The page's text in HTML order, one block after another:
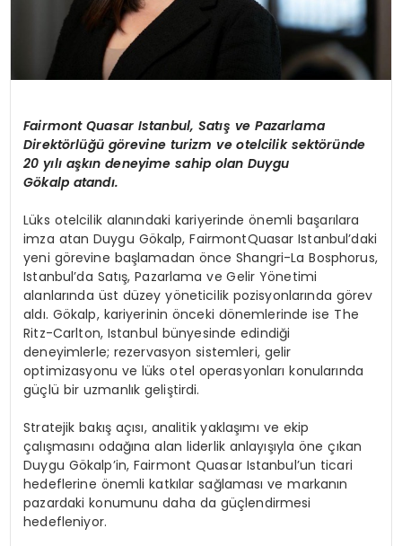
Fairmont Quasar Istanbul, Satış ve Pazarlama
Direktörlüğü görevine turizm ve otelcilik sektöründe
20 yılı aşkın deneyime sahip olanDuygu
Gökalp atandı.
Lüks otelcilik alanındaki kariyerinde önemli başarılara
imza atan Duygu Gökalp,FairmontQuasar Istanbul’daki
yeni görevine başlamadan önceShangri-LaBosphorus,
Istanbul’da Satış, Pazarlama ve Gelir Yönetimi
alanlarında üst düzey yöneticilik pozisyonlarında görev
aldı. Gökalp, kariyerinin önceki dönemlerinde ise The
Ritz-Carlton, Istanbul bünyesinde edindiği
deneyimlerle; rezervasyon sistemleri, gelir
optimizasyonu ve lüks otel operasyonları konularında
güçlü bir uzmanlık geliştirdi.
Stratejik bakış açısı, analitik yaklaşımı ve ekip
çalışmasını odağına alan liderlik anlayışıyla öne çıkan
Duygu Gökalp’in, Fairmont Quasar Istanbul’un ticari
hedeflerine önemli katkılar sağlaması ve markanın
pazardaki konumunu daha da güçlendirmesi
hedefleniyor.